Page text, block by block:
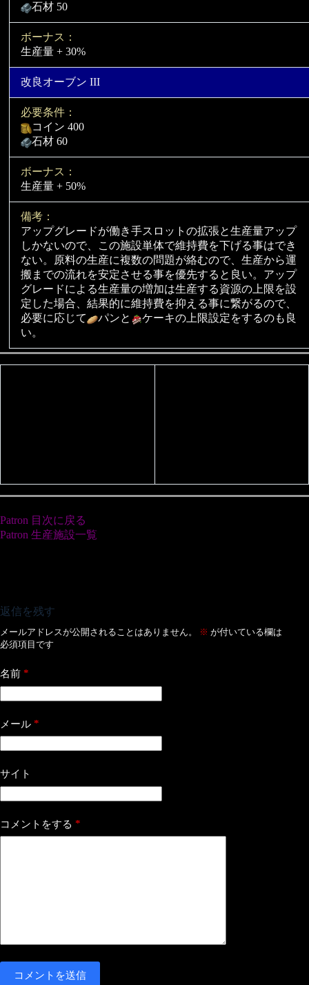
石材 50
ボーナス：
生産量 + 30%
改良オーブン III
必要条件：
コイン 400
石材 60
ボーナス：
生産量 + 50%
備考：
アップグレードが働き手スロットの拡張と生産量アップ
しかないので、この施設単体で維持費を下げる事はでき
ない。原料の生産に複数の問題が絡むので、生産から運
搬までの流れを安定させる事を優先すると良い。アップ
グレードによる生産量の増加は生産する資源の上限を設
定した場合、結果的に維持費を抑える事に繋がるので、
必要に応じて
パンと
ケーキの上限設定をするのも良
い。
Patron 目次に戻る
Patron 生産施設一覧
返信を残す
メールアドレスが公開されることはありません。 ※ が付いている欄は
必須項目です
名前 *
メール *
サイト
コメントをする *
コメントを送信